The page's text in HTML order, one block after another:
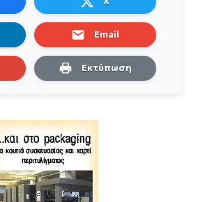
Email
Εκτύπωση